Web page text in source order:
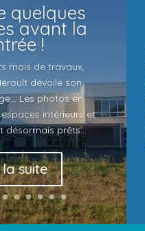
quelques
avant la
!
mois de travaux,
dévoile son
Les photos en
intérieurs et
désormais prêts...
suite